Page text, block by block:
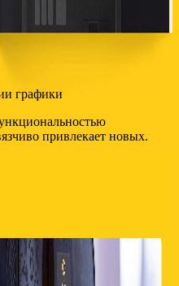
графики
привлекает новых.